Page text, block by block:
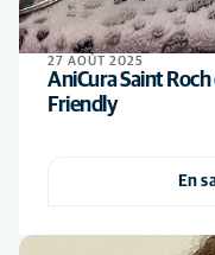
27 AOÛT 2025
AniCura Saint
Friendly
En